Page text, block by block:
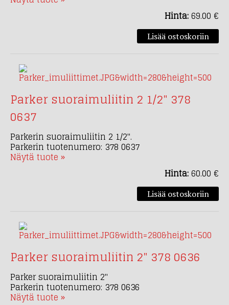
Hinta:69.00 €
Parker suoraimuliitin 2 1/2" 378
0637
Parkerin suoraimuliitin 2 1/2".
Parkerin tuotenumero: 378 0637
Näytä tuote »
Hinta:60.00 €
Parker suoraimuliitin 2" 378 0636
Parker suoraimuliitin 2"
Parkerin tuotenumero: 378 0636
Näytä tuote »